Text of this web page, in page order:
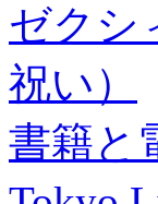
ゼクシ
祝い）
書籍と